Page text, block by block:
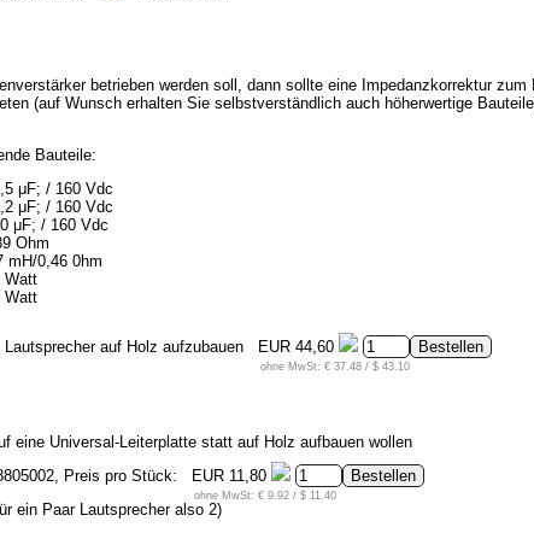
betrieben werden soll, dann sollte eine Impedanzkorrektur
(auf Wunsch erhalten Sie selbstverständlich auch höherwertige
Bauteile:
μF; / 160 Vdc
μF; / 160 Vdc
μF; / 160 Vdc
Ohm
mH/0,46 0hm
Watt
Watt
auf Holz aufzubauen EUR 44,60
ohne MwSt: € 37.48 / $ 43.10
eine Universal-Leiterplatte statt auf Holz aufbauen wollen
Preis pro Stück: EUR 11,80
ohne MwSt: € 9.92 / $ 11.40
ein Paar Lautsprecher also 2)